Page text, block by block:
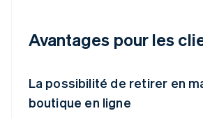
Avantages pour les
La possibilité de retirer en
boutique en ligne